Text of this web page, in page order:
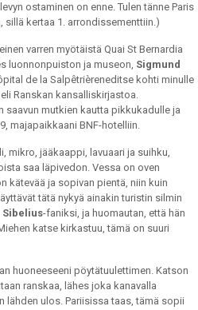
ostaminen on enne. Tulen tänne Paris
sillä kertaa 1. arrondissementtiin.)
varren myötäistä Quai St Bernardia
luonnonpuiston ja museon, Sigmund
de la Salpêtrièreneditse kohti minulle
Ranskan kansalliskirjastoa.
saavun mutkien kautta pikkukadulle ja
majapaikkaani BNF-hotelliin.
mikro, jääkaappi, lavuaari ja suihku,
saa läpivedon. Vessa on oven
kätevää ja sopivan pientä, niin kuin
tätä nykyä ainakin turistin silmin
Sibelius-faniksi, ja huomautan, että hän
katse kirkastuu, tämä on suuri
huoneeseeni pöytätuulettimen. Katson
ranskaa, lähes joka kanavalla
lähden ulos. Pariisissa taas, tämä sopii